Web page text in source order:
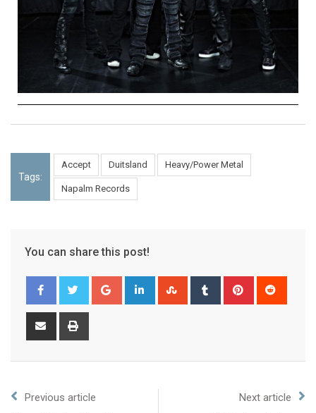
Tags:
Accept Duitsland Heavy/Power Metal
Napalm Records
You can share this post!
Previous article Next article